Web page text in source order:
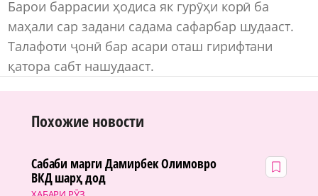
Барои баррасии ҳодиса як гурӯҳи корӣ ба
маҳали сар задани садама сафарбар шудааст.
Талафоти ҷонӣ бар асари оташ гирифтани
қатора сабт нашудааст.
Похожие новости
Сабаби марги Дамирбек Олимовро
ВКД шарҳ дод